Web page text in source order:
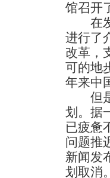
馆召开
在发
进行了
改革，
可的地
年来中
但是
划。据
已疲惫
问题推
新闻发
划取消